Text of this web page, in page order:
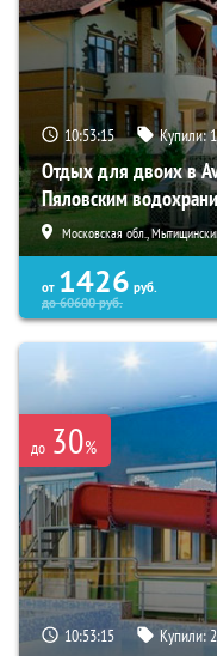
10:53:13 Купили:
Отдых для двоих в
Пяловским
Московская обл.,
от 1426 руб.
до60600руб.
до 30%
10:53:13 Купили: